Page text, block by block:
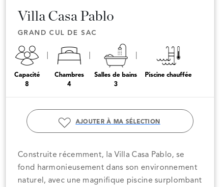
Villa Casa Pablo
GRAND CUL DE SAC
Capacité
8
Chambres
4
Salles de bains
3
Piscine chauffée
AJOUTER À MA SÉLECTION
Construite récemment, la Villa Casa Pablo, se
fond harmonieusement dans son environnement
naturel, avec une magnifique piscine surplombant